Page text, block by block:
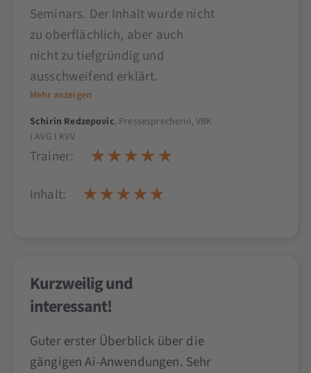
Seminars. Der Inhalt wurde nicht
zu oberflächlich, aber auch
nicht zu tiefgründig und
ausschweifend erklärt.
Mehr anzeigen
Schirin Redzepovic, Pressesprecherin, VBK
I AVG I KVV
Trainer:
Inhalt:
Kurzweilig und
interessant!
Guter erster Überblick über die
gängigen Ai-Anwendungen. Sehr